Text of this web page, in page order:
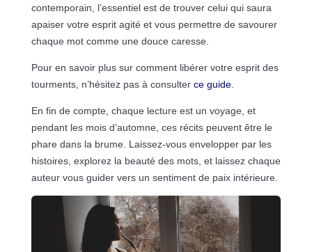
contemporain, l’essentiel est de trouver celui qui saura
apaiser votre esprit agité et vous permettre de savourer
chaque mot comme une douce caresse.
Pour en savoir plus sur comment libérer votre esprit des
tourments, n’hésitez pas à consulter ce guide.
En fin de compte, chaque lecture est un voyage, et
pendant les mois d’automne, ces récits peuvent être le
phare dans la brume. Laissez-vous envelopper par les
histoires, explorez la beauté des mots, et laissez chaque
auteur vous guider vers un sentiment de paix intérieure.